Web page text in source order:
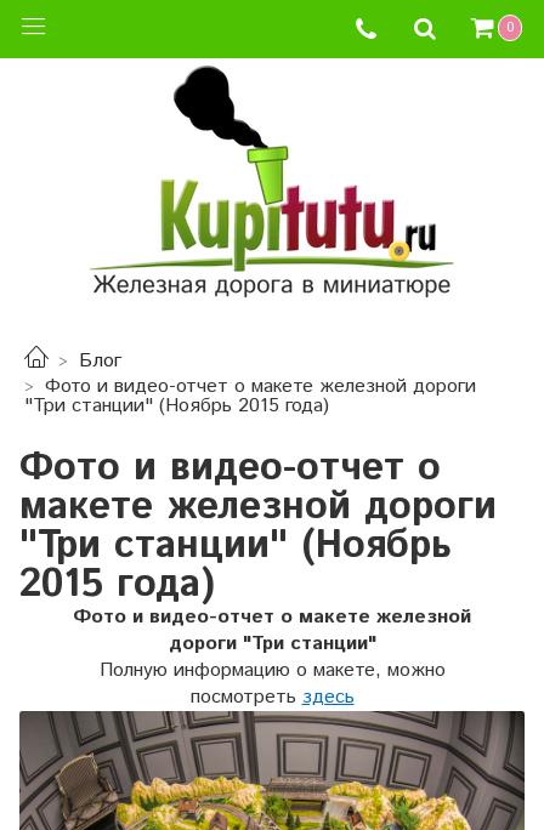
0
Блог
Фото и видео-отчет о макете железной дороги
"Три станции" (Ноябрь 2015 года)
Фото и видео-отчет о
макете железной дороги
"Три станции" (Ноябрь
2015 года)
Фото и видео-отчет о макете железной
дороги "Три станции"
Полную информацию о макете, можно
посмотреть здесь